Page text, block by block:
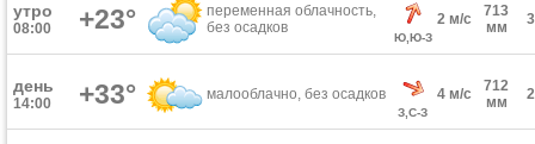
утро
08:00 +23°
переменная облачность,
без осадков
Ю,Ю-З
2 м/с
713
мм
день
14:00 +33° малооблачно, без осадков
З,С-З
4 м/с
712
мм